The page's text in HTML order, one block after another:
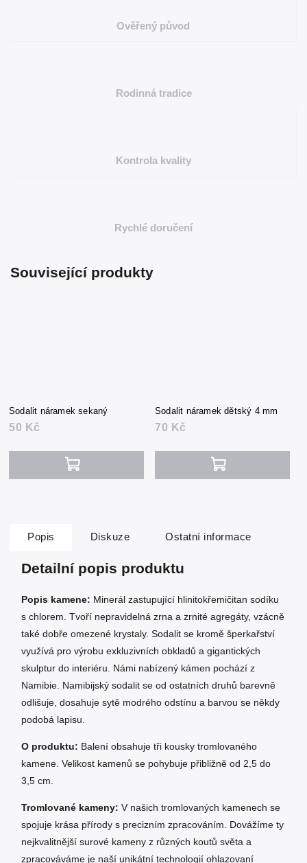
Ověřený původ
Rodinná tradice
Kontrola kvality
Rychlé doručení
Související produkty
Sodalit náramek sekaný
50 Kč
Sodalit náramek dětský 4 mm
70 Kč
Popis Diskuze Ostatní informace
Detailní popis produktu
Popis kamene: Minerál zastupující hlinitokřemičitan sodíku
s chlorem. Tvoří nepravidelná zrna a zrnité agregáty, vzácně
také dobře omezené krystaly. Sodalit se kromě šperkařství
využívá pro výrobu exkluzivních obkladů a gigantických
skulptur do interiéru. Námi nabízený kámen pochází z
Namibie. Namibijský sodalit se od ostatních druhů barevně
odlišuje, dosahuje sytě modrého odstínu a barvou se někdy
podobá lapisu.
O produktu: Balení obsahuje tři kousky tromlovaného
kamene. Velikost kamenů se pohybuje přibližně od 2,5 do
3,5 cm.
Tromlované kameny: V našich tromlovaných kamenech se
spojuje krása přírody s precizním zpracováním. Dovážíme ty
nejkvalitnější surové kameny z různých koutů světa a
zpracováváme je naší unikátní technologií ohlazovaní